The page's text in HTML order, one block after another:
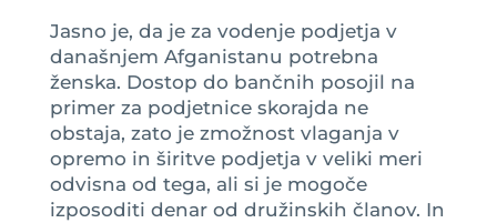
Jasno je, da je za vodenje podjetja v
današnjem Afganistanu potrebna
ženska. Dostop do bančnih posojil na
primer za podjetnice skorajda ne
obstaja, zato je zmožnost vlaganja v
opremo in širitve podjetja v veliki meri
odvisna od tega, ali si je mogoče
izposoditi denar od družinskih članov. In